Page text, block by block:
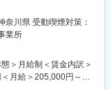
いるため、将来のキャ
す。
ップをサポートするに
す。
ッテリー（リチウムイ
奈川県 受動喫煙対策：
業所
＞月給制＜賃金内訳＞
月給＞205,000円～